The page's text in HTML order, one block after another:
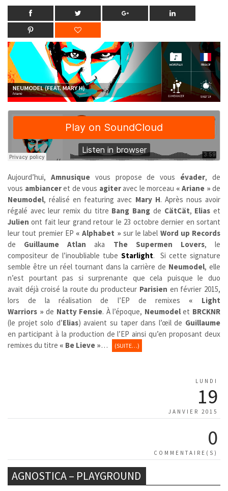
Aujourd’hui, Amnusiquevous propose de vous évader, de
vous ambianceret de vous agiteravec le morceau « Ariane » de
Neumodel, réalisé en featuring avec Mary H. Après nous avoir
régalé avec leur remix du titre Bang Bang de CätCät, Elias et
Julien ont fait leur grand retour le 23 octobre dernier en sortant
leur tout premier EP « Alphabet » sur le label Word up Records
de Guillaume Atlan aka The Supermen Lovers,
le
compositeur de l’inoubliable tube Starlight.
Si cette signature
semble être un réel tournant dans la carrière de Neumodel, elle
n’est pourtant pas si surprenante que cela puisque le duo
avait déjà croisé la route du producteur Parisien en février 2015,
lors de la réalisation de l’EP de remixes « Light
Warriors »de Natty Fensie. À l’époque, Neumodelet BRCKNR
(le projet solo d’Elias) avaient su taper dans l’œil de Guillaume
en participant à la production de l’EP ainsi qu’en proposant deux
remixes du titre « Be Lieve »… (SUITE…)
LUNDI
19
JANVIER 2015
0
COMMENTAIRE(S)
AGNOSTICA – PLAYGROUND